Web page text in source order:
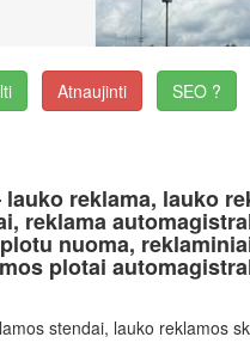
Atnaujinti SEO ?
reklama, lauko
reklama
nuoma,
plotai
stendai, lauko reklamos